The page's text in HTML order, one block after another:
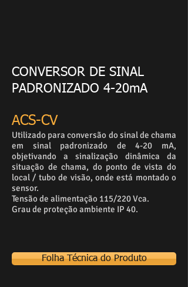
CONVERSOR DE SINAL
PADRONIZADO 4-20mA
ACS-CV
Utilizado para conversão do sinal de chama
em sinal padronizado de 4-20 mA,
objetivando a sinalização dinâmica da
situação de chama, do ponto de vista do
local / tubo de visão, onde está montado o
sensor.
Tensão de alimentação 115/220 Vca.
Grau de proteção ambiente IP 40.
Folha Técnica do Produto